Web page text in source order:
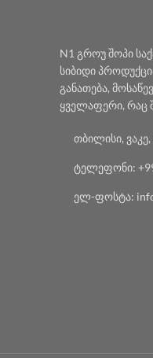
N1 გროუ შოპი
სიბიდი
განათება,
ყველაფერი, რაც
თბილისი, ვაკე,
ტელეფონი:
ელ-ფოსტა: